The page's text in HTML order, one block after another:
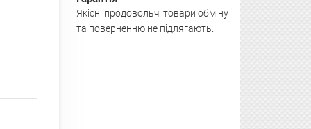
Якісні продовольчі товари обміну
та поверненню не підлягають.